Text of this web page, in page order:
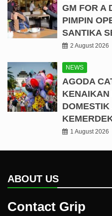
GM FOR A
PIMPIN
SANTIKA
2 August 2026
NEWS
AGODA
KENAIKAN
1 August 2026
ABOUT US
Contact Grip